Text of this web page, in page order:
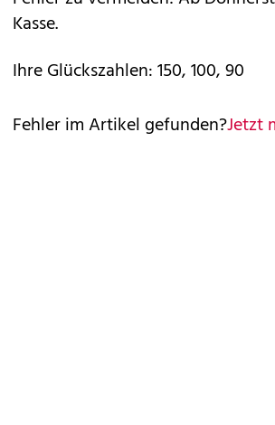
Kasse.
Ihre Glückszahlen: 150, 100, 90
Fehler im Artikel gefunden?Jetzt